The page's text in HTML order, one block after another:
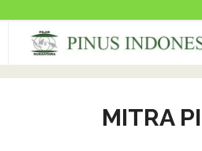
PROFIL PINUS
MITRA